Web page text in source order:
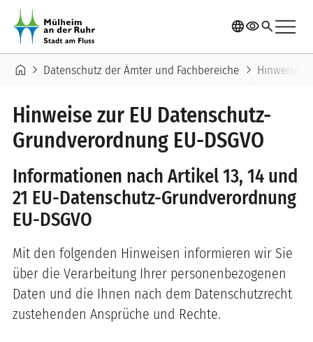
Direkt zum Inhalt
languagevisibilitysearchmenu
Pfadnavigation
home chevron_right Datenschutz der Ämter und Fachbereiche chevron_right Hinweise
Hinweise zur EU Datenschutz-
Grundverordnung EU-DSGVO
Informationen nach Artikel 13, 14 und
21 EU-Datenschutz-Grundverordnung
EU-DSGVO
Mit den folgenden Hinweisen informieren wir Sie
über die Verarbeitung Ihrer personenbezogenen
Daten und die Ihnen nach dem Datenschutzrecht
zustehenden Ansprüche und Rechte.